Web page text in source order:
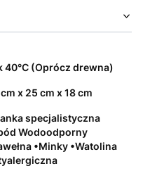
40°C (Oprócz drewna)
x 25 cm x 18 cm
specjalistyczna
Wodoodporny
•Minky •Watolina